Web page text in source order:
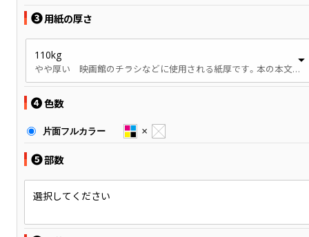
❸用紙の厚さ
110kg
やや厚い 映画館のチラシなどに使用される紙厚です。本の本文、パンフレットなどに使用されます。
❹色数
片面フルカラー
❺部数
選択してください